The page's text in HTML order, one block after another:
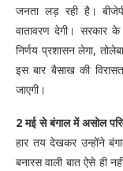
जनता लड़ रही है।
वातावरण देगी। सरकार
निर्णय प्रशासन लेगा,
इस बार बैसाख की
जाएगी।
2 मई से बंगाल में असोल
हार तय देखकर उन्होंने
बनारस वाली बात ऐसे ही